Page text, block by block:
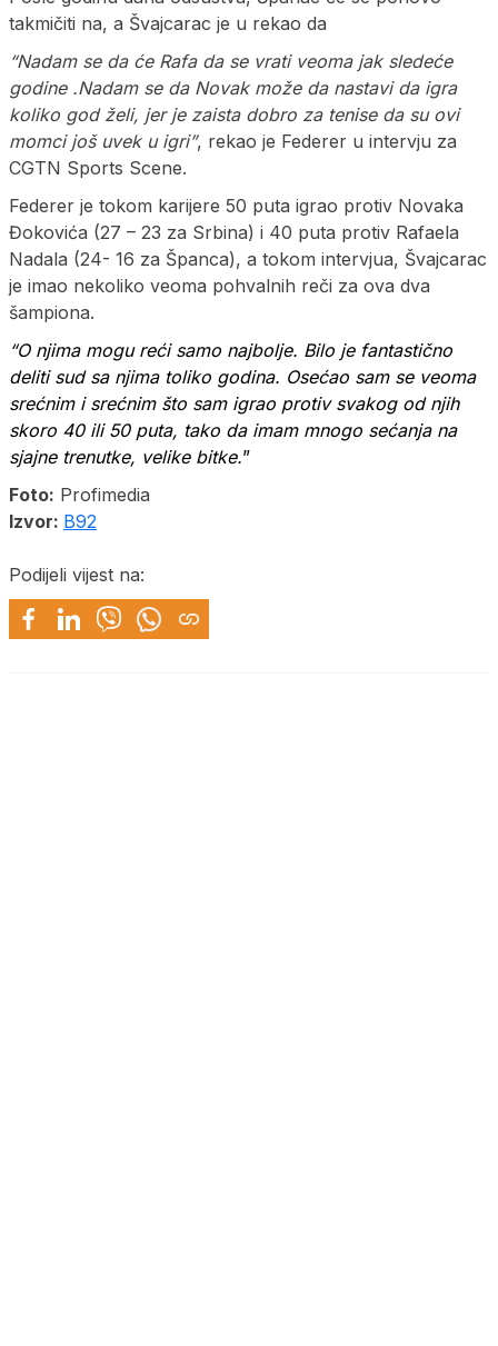
takmičiti na, a Švajcarac je u rekao da
“Nadam se da će Rafa da se vrati veoma jak sledeće
godine .Nadam se da Novak može da nastavi da igra
koliko god želi, jer je zaista dobro za tenise da su ovi
momci još uvek u igri”, rekao je Federer u intervju za
CGTN Sports Scene.
Federer je tokom karijere 50 puta igrao protiv Novaka
Đokovića (27 – 23 za Srbina) i 40 puta protiv Rafaela
Nadala (24- 16 za Španca), a tokom intervjua, Švajcarac
je imao nekoliko veoma pohvalnih reči za ova dva
šampiona.
“O njima mogu reći samo najbolje. Bilo je fantastično
deliti sud sa njima toliko godina. Osećao sam se veoma
srećnim i srećnim što sam igrao protiv svakog od njih
skoro 40 ili 50 puta, tako da imam mnogo sećanja na
sjajne trenutke, velike bitke.”
Foto: Profimedia
Izvor: B92
Podijeli vijest na: